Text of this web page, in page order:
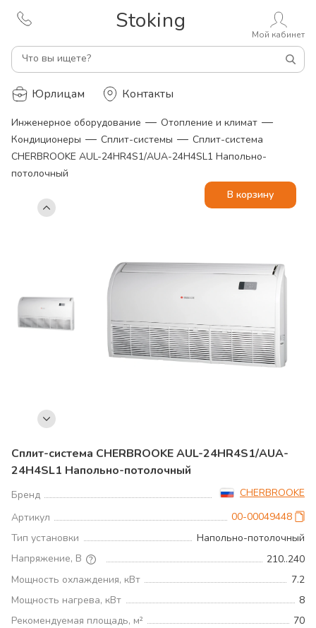
Stoking
Что вы ищете?
Мой кабинет
Юрлицам Контакты
Инженерное оборудование — Отопление и климат —
Кондиционеры — Сплит-системы — Сплит-система
CHERBROOKE AUL-24HR4S1/AUA-24H4SL1 Напольно-
потолочный
Сплит-система CHERBROOKE AUL-24HR4S1/AUA-
24H4SL1 Напольно-потолочный
Бренд
CHERBROOKE
Артикул
00-00049448
Тип установки
Напольно-потолочный
Напряжение, В
210..240
Мощность охлаждения, кВт
7.2
Мощность нагрева, кВт
8
Рекомендуемая площадь, м²
70
В корзину